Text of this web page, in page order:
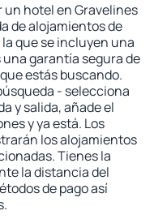
un hotel en Gravelines
de alojamientos de
que se incluyen una
garantía segura de
estás buscando.
- selecciona
y salida, añade el
y ya está. Los
los alojamientos
Tienes la
la distancia del
de pago así